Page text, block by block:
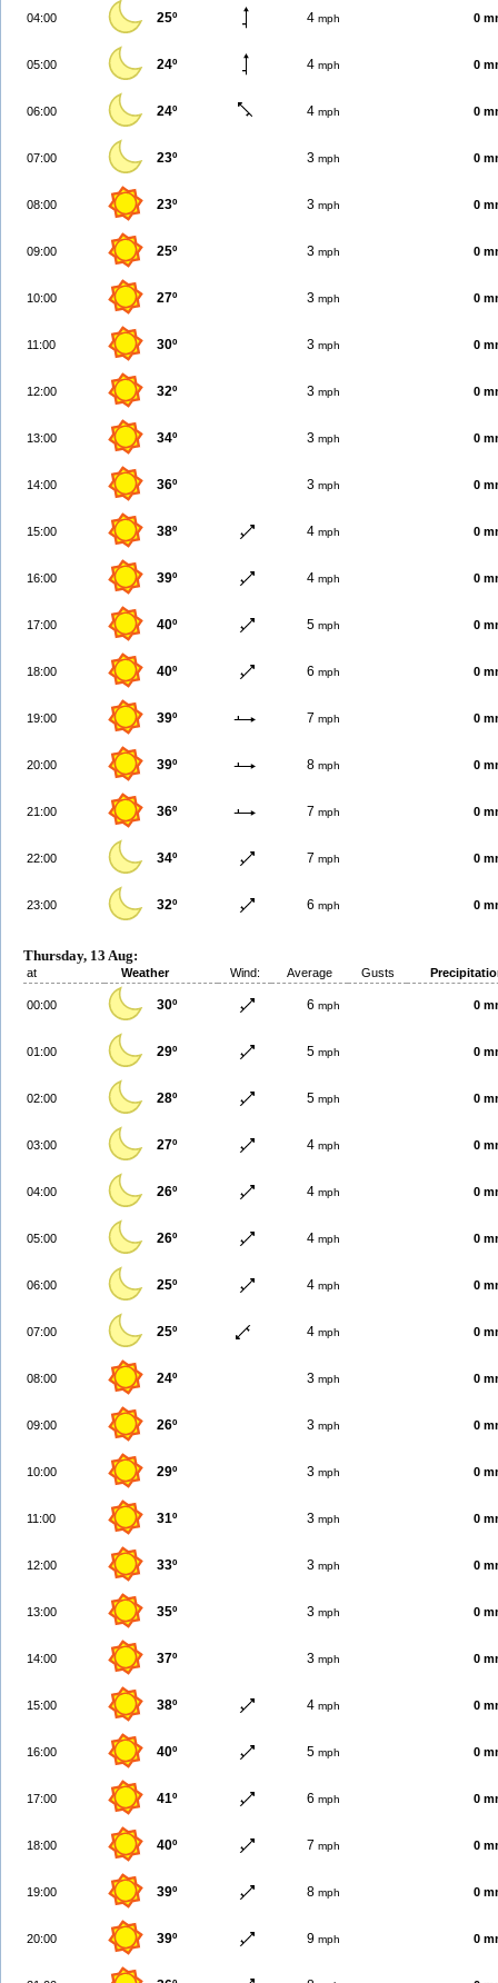
04:00 25º 4 mph 0
05:00 24º 4 mph 0
06:00 24º 4 mph 0
07:00 23º 3 mph 0
08:00 23º 3 mph 0
09:00 25º 3 mph 0
10:00 27º 3 mph 0
11:00 30º 3 mph 0
12:00 32º 3 mph 0
13:00 34º 3 mph 0
14:00 36º 3 mph 0
15:00 38º 4 mph 0
16:00 39º 4 mph 0
17:00 40º 5 mph 0
18:00 40º 6 mph 0
19:00 39º 7 mph 0
20:00 39º 8 mph 0
21:00 36º 7 mph 0
22:00 34º 7 mph 0
23:00 32º 6 mph 0
Thursday, 13 Aug:
at Weather Wind: Average Gusts
00:00 30º 6 mph 0
01:00 29º 5 mph 0
02:00 28º 5 mph 0
03:00 27º 4 mph 0
04:00 26º 4 mph 0
05:00 26º 4 mph 0
06:00 25º 4 mph 0
07:00 25º 4 mph 0
08:00 24º 3 mph 0
09:00 26º 3 mph 0
10:00 29º 3 mph 0
11:00 31º 3 mph 0
12:00 33º 3 mph 0
13:00 35º 3 mph 0
14:00 37º 3 mph 0
15:00 38º 4 mph 0
16:00 40º 5 mph 0
17:00 41º 6 mph 0
18:00 40º 7 mph 0
19:00 39º 8 mph 0
20:00 39º 9 mph 0